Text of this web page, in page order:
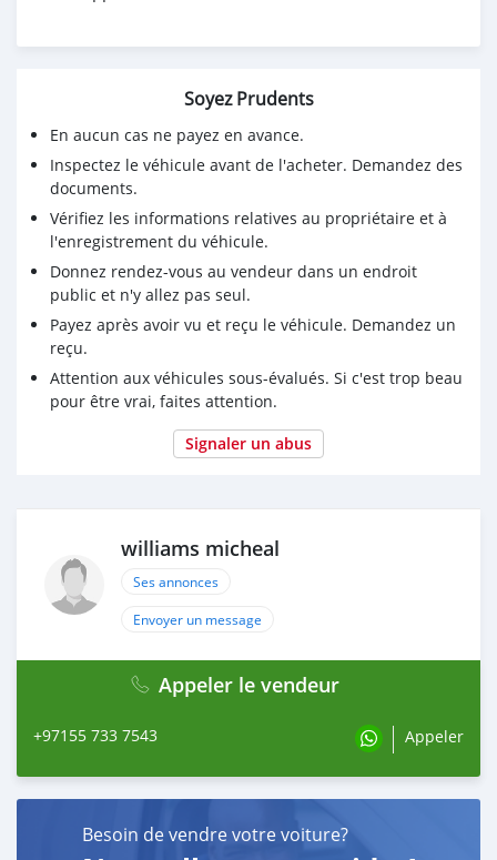
Soyez Prudents
En aucun cas ne payez en avance.
Inspectez le véhicule avant de l'acheter. Demandez des
documents.
Vérifiez les informations relatives au propriétaire et à
l'enregistrement du véhicule.
Donnez rendez-vous au vendeur dans un endroit
public et n'y allez pas seul.
Payez après avoir vu et reçu le véhicule. Demandez un
reçu.
Attention aux véhicules sous-évalués. Si c'est trop beau
pour être vrai, faites attention.
Signaler un abus
williams micheal
Ses annonces
Envoyer un message
Appeler le vendeur
+97155 733 7543 Appeler
Besoin de vendre votre voiture?